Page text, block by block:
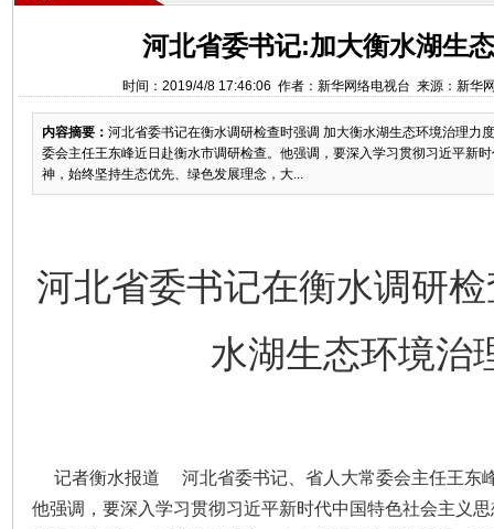
河北省委书记:加大衡水湖生
时间：2019/4/8 17:46:06 作者：新华网络电视台 来源：新华
内容摘要： 河北省委书记在衡水调研检查时强调 加大衡水湖生态环境治理
委会主任王东峰近日赴衡水市调研检查。他强调，要深入学习贯彻习近平新
神，始终坚持生态优先、绿色发展理念，大...
河北省委书记在衡水调研
水湖生态环境治
记者衡水报道 河北省委书记、省人大常委会主任王东
他强调，要深入学习贯彻习近平新时代中国特色社会主义